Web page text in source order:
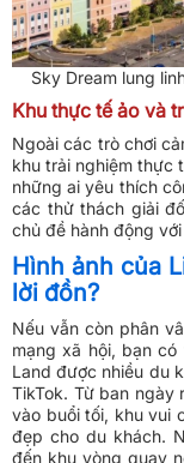
Sky Dream lung
Khu thực tế ảo và
Ngoài các trò chơi
khu trải nghiệm thực
những ai yêu thích
các thử thách giải
chủ đề hành động
Hình ảnh của
lời đồn?
Nếu vẫn còn phân
mạng xã hội, bạn
Land được nhiều du
TikTok. Từ ban ngày
vào buổi tối, khu vui
đẹp cho du khách.
đến khu vòng quay